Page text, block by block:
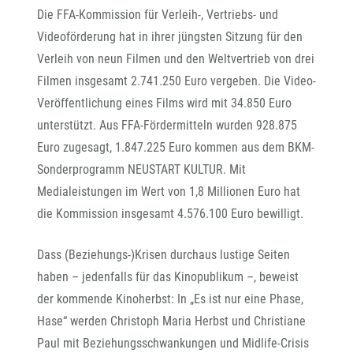
Die FFA-Kommission für Verleih-, Vertriebs- und
Videoförderung hat in ihrer jüngsten Sitzung für den
Verleih von neun Filmen und den Weltvertrieb von drei
Filmen insgesamt 2.741.250 Euro vergeben. Die Video-
Veröffentlichung eines Films wird mit 34.850 Euro
unterstützt. Aus FFA-Fördermitteln wurden 928.875
Euro zugesagt, 1.847.225 Euro kommen aus dem BKM-
Sonderprogramm NEUSTART KULTUR. Mit
Medialeistungen im Wert von 1,8 Millionen Euro hat
die Kommission insgesamt 4.576.100 Euro bewilligt.
Dass (Beziehungs-)Krisen durchaus lustige Seiten
haben – jedenfalls für das Kinopublikum –, beweist
der kommende Kinoherbst: In „Es ist nur eine Phase,
Hase“ werden Christoph Maria Herbst und Christiane
Paul mit Beziehungsschwankungen und Midlife-Crisis